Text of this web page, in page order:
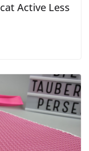
Active Less